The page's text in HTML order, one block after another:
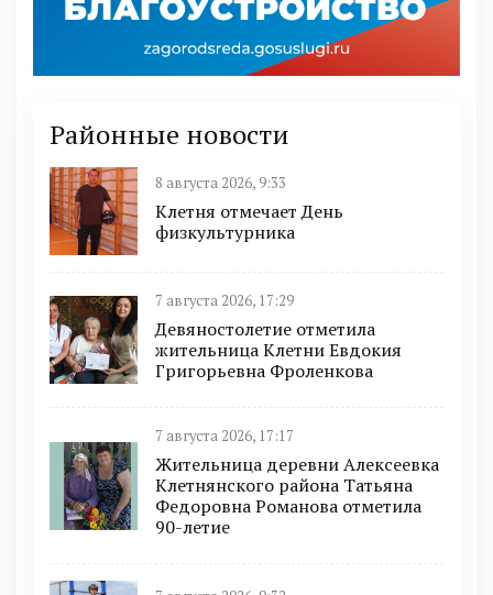
Районные новости
8 августа 2026, 9:33
Клетня отмечает День
физкультурника
7 августа 2026, 17:29
Девяностолетие отметила
жительница Клетни Евдокия
Григорьевна Фроленкова
7 августа 2026, 17:17
Жительница деревни Алексеевка
Клетнянского района Татьяна
Федоровна Романова отметила
90-летие